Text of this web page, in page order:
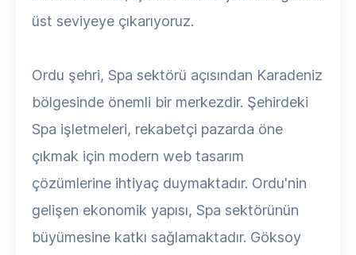
üst seviyeye çıkarıyoruz.
Ordu şehri, Spa sektörü açısından Karadeniz
bölgesinde önemli bir merkezdir. Şehirdeki
Spa işletmeleri, rekabetçi pazarda öne
çıkmak için modern web tasarım
çözümlerine ihtiyaç duymaktadır. Ordu'nin
gelişen ekonomik yapısı, Spa sektörünün
büyümesine katkı sağlamaktadır. Göksoy